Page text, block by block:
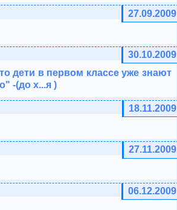
27.09.2009
30.10.2009
дети в первом классе уже знают
-(до х...я )
18.11.2009
27.11.2009
06.12.2009